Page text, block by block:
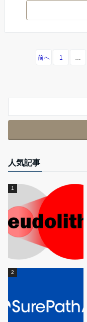
前へ 1
人気記事